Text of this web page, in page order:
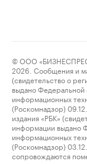
© ООО
2026. Сообщения и
(свидетельство о
выдано Федеральной
информационных
(Роскомнадзор)
издания «РБК»
информации выдано
информационных
(Роскомнадзор)
сопровождаются